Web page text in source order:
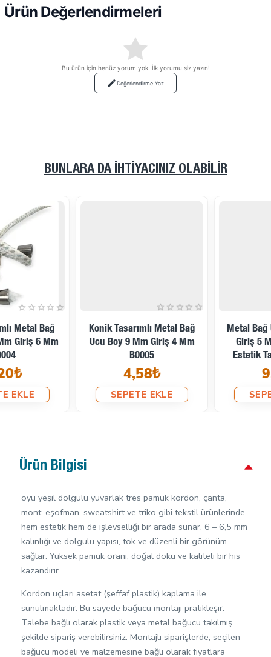
Ürün Değerlendirmeleri
Bu ürün için henüz yorum yok. İlk yorumu siz yazın!
Değerlendirme Yaz
BUNLARA DA İHTIYACINIZ OLABILIR
Konik Tasarımlı Metal Bağ
Ucu Boy 9 Mm Giriş 4 Mm
SEPETE EKLE
Metal Bağ Ucu Boy 13 Mm
Giriş 5 Mm Desenli Ve
Estetik Tasarımlı B0006
SEPETE EKLE
Ürün Bilgisi
oyu yeşil dolgulu yuvarlak tres pamuk kordon, çanta,
mont, eşofman, sweatshirt ve triko gibi tekstil ürünlerinde
hem estetik hem de işlevselliği bir arada sunar. 6 – 6,5 mm
kalınlığı ve dolgulu yapısı, tok ve düzenli bir görünüm
sağlar. Yüksek pamuk oranı, doğal doku ve kaliteli bir his
kazandırır.
Kordon uçları asetat (şeffaf plastik) kaplama ile
sunulmaktadır. Bu sayede bağucu montajı pratikleşir.
Talebe bağlı olarak plastik veya metal bağucu takılmış
şekilde sipariş verebilirsiniz. Montajlı siparişlerde, seçilen
bağucu modeli ve malzemesine bağlı olarak fiyatlara